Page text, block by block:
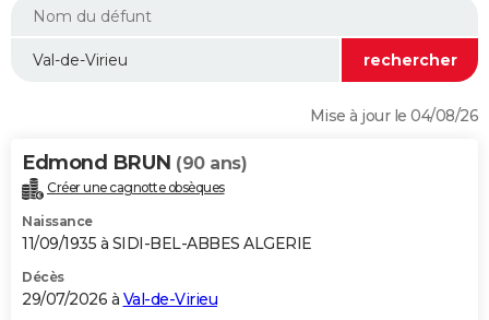
Forum
Aménagement intérieur
Extérieur
Cuisine
Salle de bains
Jardinage
Rangement
WEEK-END
Guides de France
Escapades
Patrimoine
Expositions
Musées
Week-end nature
LIFESTYLE
Alimentation
Guide de la santé
Maladies
Médicaments
Sommeil
VOYAGE
Destinations
City break
Voyage nature
Voyage de noces
Forum
Climat
+PHOTO
GUIDES D'ACHAT
BONS PLANS
Mise à jour le 04/08/26
Edmond BRUN (90 ans)
Créer une cagnotte obsèques
Naissance
11/09/1935 à SIDI-BEL-ABBES ALGERIE
Décès
29/07/2026 à Val-de-Virieu